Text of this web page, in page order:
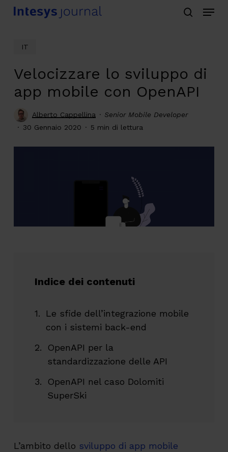
Skip
Menu
IT
Velocizzare lo sviluppo di
app mobile con OpenAPI
Alberto Cappellina
Senior Mobile Developer
30 Gennaio 2020
5 min di lettura
Indice dei contenuti
Le sfide dell’integrazione mobile
con i sistemi back-end
OpenAPI per la
standardizzazione delle API
OpenAPI nel caso Dolomiti
SuperSki
L’ambito dello sviluppo di app mobile